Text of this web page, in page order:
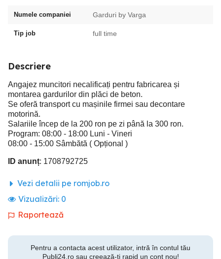
Numele companiei Garduri by Varga
Tip job full time
Descriere
Angajez muncitori necalificați pentru fabricarea și
montarea gardurilor din plăci de beton.
Se oferă transport cu mașinile firmei sau decontare
motorină.
Salariile încep de la 200 ron pe zi până la 300 ron.
Program: 08:00 - 18:00 Luni - Vineri
08:00 - 15:00 Sâmbătă ( Opțional )
ID anunț: 1708792725
Vezi detalii pe romjob.ro
Vizualizări: 0
Raportează
Pentru a contacta acest utilizator, intră în contul tău
Publi24.ro sau creează-ți rapid un cont nou!